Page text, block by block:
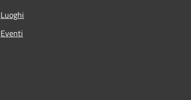
Luoghi
Eventi